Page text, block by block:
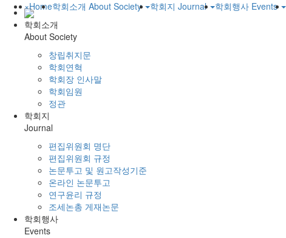
학회소개
About Society
창립취지문
학회연혁
학회장 인사말
학회임원
정관
학회지
Journal
편집위원회 명단
편집위원회 규정
논문투고 및 원고작성기준
온라인 논문투고
연구윤리 규정
조세논총 게재논문
학회행사
Events
×Home학회소개 About Society 학회지 Journal 학회행사 Events